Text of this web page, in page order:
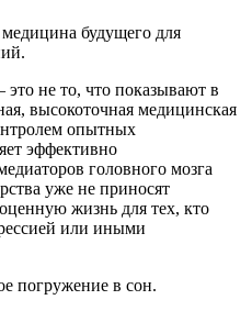
будущего для
не то, что показывают в
высокоточная медицинская
опытных
эффективно
головного мозга
уже не приносят
жизнь для тех, кто
или иными
погружение в сон.